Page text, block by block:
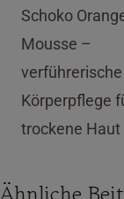
Schoko
Mousse –
verführerische
Körperpflege
trockene Haut